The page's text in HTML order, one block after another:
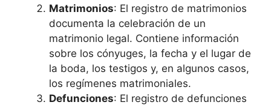
Matrimonios: El registro de matrimonios
documenta la celebración de un
matrimonio legal. Contiene información
sobre los cónyuges, la fecha y el lugar de
la boda, los testigos y, en algunos casos,
los regímenes matrimoniales.
Defunciones: El registro de defunciones